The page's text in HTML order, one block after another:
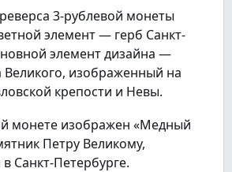
3-рублевой монеты
элемент — герб Санкт-
элемент дизайна —
изображенный на
крепости и Невы.
монете изображен «Медный
Петру Великому,
Санкт-Петербурге.